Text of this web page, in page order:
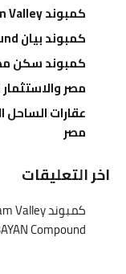
كمبوند Dream Valley
كمبوند بيان BAYAN Compound
كمبوند سكن
مصر
عقارات
مصر
اخر التعليقات
كمبوند Dream Valley - بوابة مصر العقارية
Compound